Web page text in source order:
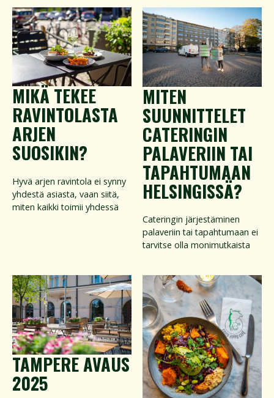
MIKÄ TEKEE
RAVINTOLASTA
ARJEN
SUOSIKIN?
Hyvä arjen ravintola ei synny
yhdestä asiasta, vaan siitä,
miten kaikki toimii yhdessä
MITEN
SUUNNITTELET
CATERINGIN
PALAVERIIN TAI
TAPAHTUMAAN
HELSINGISSÄ?
Cateringin järjestäminen
palaveriin tai tapahtumaan ei
tarvitse olla monimutkaista
TAMPERE AVAUS
2025